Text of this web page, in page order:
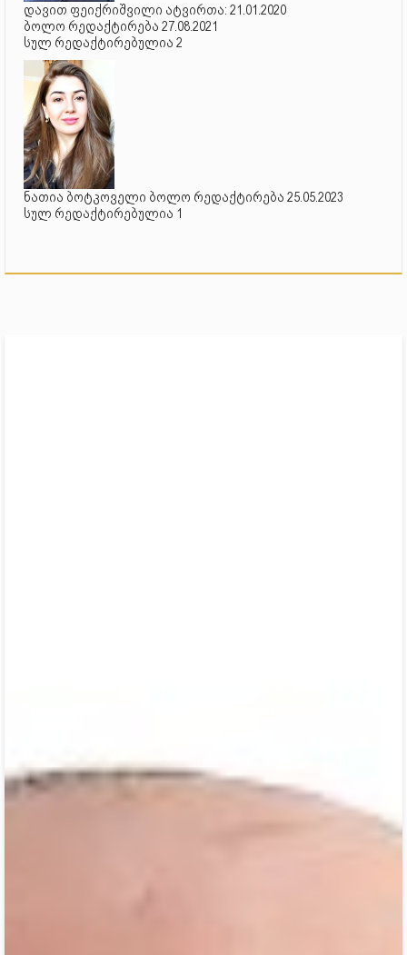
დავით ფეიქრიშვილი ატვირთა: 21.01.2020
ბოლო რედაქტირება 27.08.2021
სულ რედაქტირებულია 2
ნათია ბოტკოველი ბოლო რედაქტირება 25.05.2023
სულ რედაქტირებულია 1